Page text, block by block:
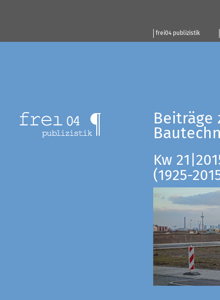
frei04 publizistik
Beiträge
Kw
(1925-